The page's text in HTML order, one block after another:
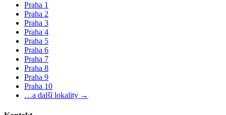
Praha 1
Praha 2
Praha 3
Praha 4
Praha 5
Praha 6
Praha 7
Praha 8
Praha 9
Praha 10
…a další lokality →